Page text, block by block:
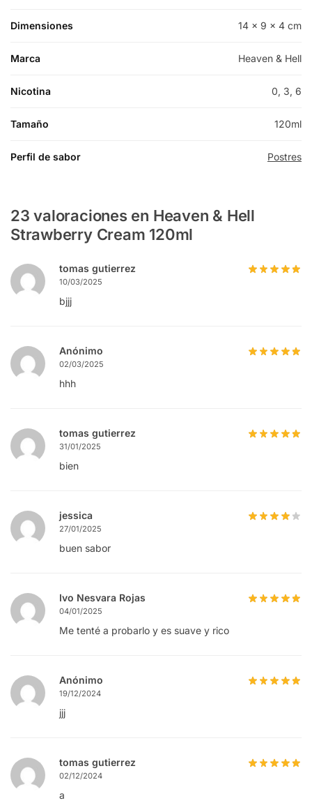
Dimensiones 14 × 9 × 4 cm
Marca Heaven & Hell
Nicotina 0, 3, 6
Tamaño 120ml
Perfil de sabor Postres
23 valoraciones en Heaven & Hell
Strawberry Cream 120ml
tomas gutierrez
10/03/2025
bjjj
Anónimo
02/03/2025
hhh
tomas gutierrez
31/01/2025
bien
jessica
27/01/2025
buen sabor
Ivo Nesvara Rojas
04/01/2025
Me tenté a probarlo y es suave y rico
Anónimo
19/12/2024
jjj
tomas gutierrez
02/12/2024
a